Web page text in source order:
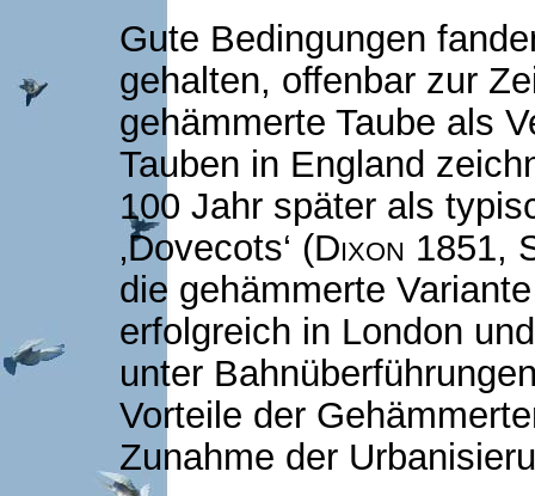
Gute Bedingungen
gehalten, offenbar zur
gehämmerte Taube als
Tauben in England
100 Jahr später als
‚Dovecots‘ (Dixon 1851,
die gehämmerte
erfolgreich in London
unter
Vorteile der
Zunahme der